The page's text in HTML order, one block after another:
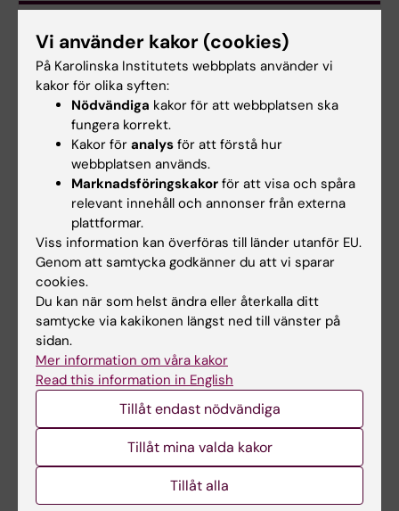
Hjärt-kärlsjukdomar
Uppdaterad av:
Lilian Pagrot 2019-08-29
Dela
Relaterade artiklar
6 aug 2026 31 jul 2026
Vi använder kakor (cookies)
På Karolinska Institutets webbplats använder vi
kakor för olika syften:
Nödvändiga kakor för att webbplatsen ska
fungera korrekt.
Kakor för analys för att förstå hur
webbplatsen används.
Marknadsföringskakor för att visa och spåra
relevant innehåll och annonser från externa
plattformar.
Viss information kan överföras till länder utanför EU.
Genom att samtycka godkänner du att vi sparar
cookies.
Du kan när som helst ändra eller återkalla ditt
samtycke via kakikonen längst ned till vänster på
sidan.
Mer information om våra kakor
Read this information in English
Tillåt endast nödvändiga
Tillåt mina valda kakor
Tillåt alla